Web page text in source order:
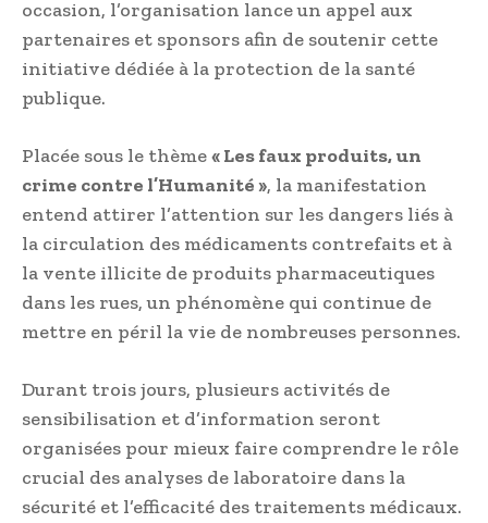
occasion, l’organisation lance un appel aux
partenaires et sponsors afin de soutenir cette
initiative dédiée à la protection de la santé
publique.
Placée sous le thème« Les faux produits, un
crime contre l’Humanité », la manifestation
entend attirer l’attention sur les dangers liés à
la circulation des médicaments contrefaits et à
la vente illicite de produits pharmaceutiques
dans les rues, un phénomène qui continue de
mettre en péril la vie de nombreuses personnes.
Durant trois jours, plusieurs activités de
sensibilisation et d’information seront
organisées pour mieux faire comprendre le rôle
crucial des analyses de laboratoire dans la
sécurité et l’efficacité des traitements médicaux.